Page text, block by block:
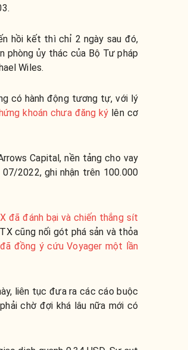
hồi kết thì chỉ 2 ngày sau đó,
phòng ủy thác của Bộ Tư pháp
Wiles.
có hành động tương tự, với lý
khoán chưa đăng ký lên cơ
Capital, nền tảng cho vay
2022, ghi nhận trên 100.000
đã đánh bại và chiến thắng sít
cũng nối gót phá sản và thỏa
đồng ý cứu Voyager một lần
liên tục đưa ra các cáo buộc
chờ đợi khá lâu nữa mới có